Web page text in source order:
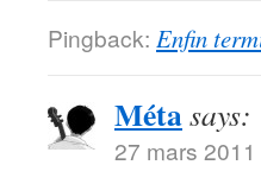
Pingback: Enfin
Métasays:
27 mars